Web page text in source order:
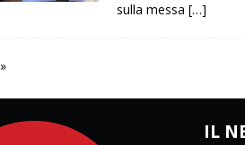
sulla messa […]
IL